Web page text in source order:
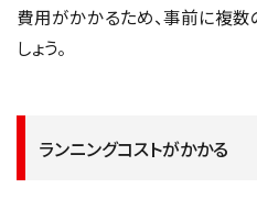
費用がかかるため、事前に複
しょう。
ランニングコストがかかる